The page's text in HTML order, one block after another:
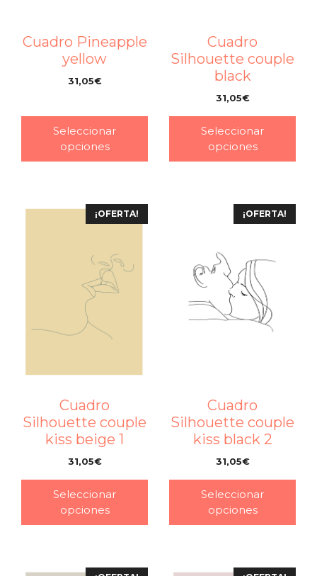
Cuadro Pineapple
yellow
31,05€
Seleccionar
opciones
Cuadro
Silhouette couple
black
31,05€
Seleccionar
opciones
¡OFERTA!
Cuadro
Silhouette couple
kiss beige 1
31,05€
Seleccionar
opciones
¡OFERTA!
Cuadro
Silhouette couple
kiss black 2
31,05€
Seleccionar
opciones